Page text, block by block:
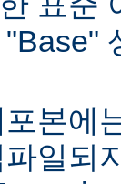
본에
일되